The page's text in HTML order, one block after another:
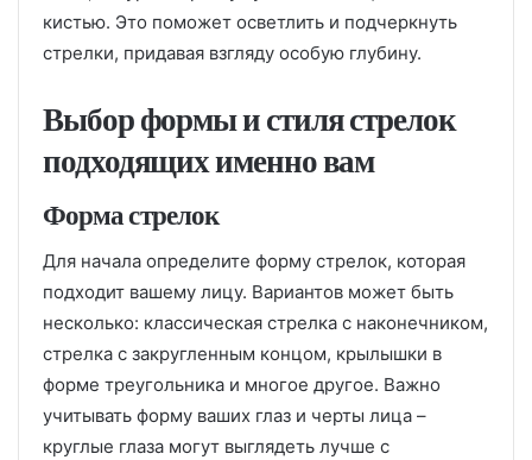
кистью. Это поможет осветлить и подчеркнуть
стрелки, придавая взгляду особую глубину.
Выбор формы и стиля стрелок
подходящих именно вам
Форма стрелок
Для начала определите форму стрелок, которая
подходит вашему лицу. Вариантов может быть
несколько: классическая стрелка с наконечником,
стрелка с закругленным концом, крылышки в
форме треугольника и многое другое. Важно
учитывать форму ваших глаз и черты лица –
круглые глаза могут выглядеть лучше с